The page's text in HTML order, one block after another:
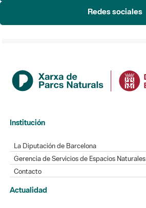
Redes sociales
Institución
La Diputación de Barcelona
Gerencia de Servicios de Espacios Naturales
Contacto
Actualidad